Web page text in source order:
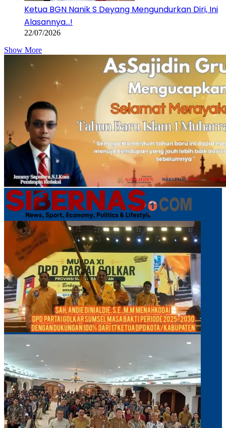
Ketua BGN Nanik S Deyang Mengundurkan Diri, Ini
Alasannya…!
22/07/2026
Show More